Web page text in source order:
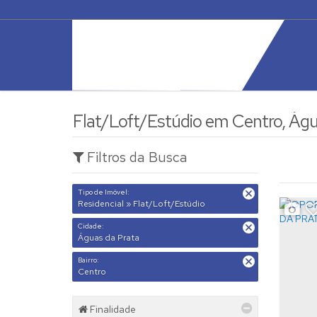
Flat/Loft/Estúdio em Centro,
Filtros da Busca
Tipo de Imóvel:
Residencial » Flat/Loft/Estúdio
Cidade:
Águas da Prata
Bairro:
Centro
Finalidade